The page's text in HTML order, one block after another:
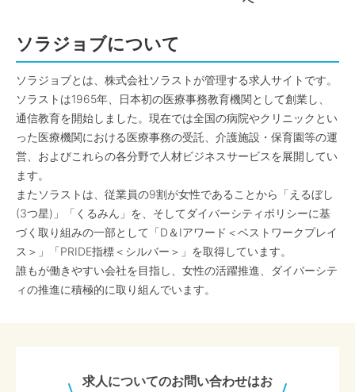
ソラジョブについて
ソラジョブとは、株式会社ソラストが管理する求人サイトです。
ソラストは1965年、日本初の医療事務教育機関として創業し、
通信教育を開始しました。現在では全国の病院やクリニックとい
った医療機関における医療事務の受託、介護施設・保育園等の運
営、およびこれらの各分野で人材ビジネスサービスを展開してい
ます。
またソラストは、従業員の9割が女性であることから「えるぼし
(3つ星)」「くるみん」を、そしてダイバーシティポリシーに基
づく取り組みの一部として「D＆Iアワード＜ベストワークプレイ
ス＞」「PRIDE指標＜シルバー＞」を取得しています。
誰もが働きやすい会社を目指し、女性の活躍推進、ダイバーシテ
ィの推進に積極的に取り組んでいます。
求人についてのお問い合わせはお